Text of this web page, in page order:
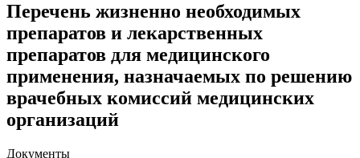
Перечень жизненно необходимых
препаратов и лекарственных
препаратов для медицинского
применения, назначаемых по решению
врачебных комиссий медицинских
организаций
Документы